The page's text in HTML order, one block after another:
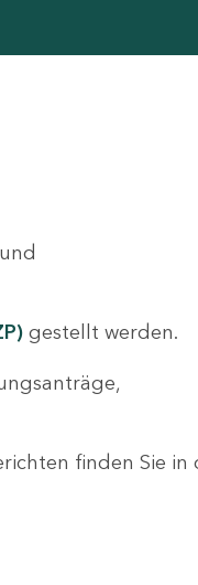
gestellt werden.
finden Sie in